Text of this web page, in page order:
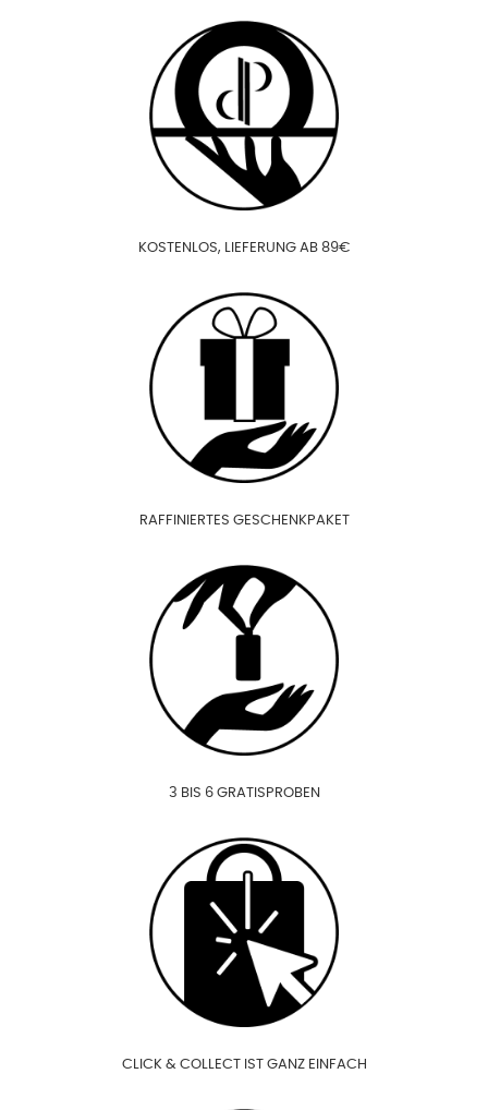
KOSTENLOS, LIEFERUNG AB 89€
RAFFINIERTES GESCHENKPAKET
3 BIS 6 GRATISPROBEN
CLICK & COLLECT IST GANZ EINFACH